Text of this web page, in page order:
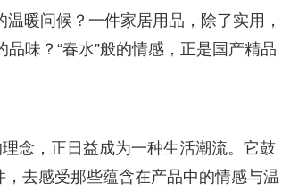
暖问候？一件家居用品，除了实用，
味？“春水”般的情感，正是国产精品
念，正日益成为一种生活潮流。它鼓
去感受那些蕴含在产品中的情感与温